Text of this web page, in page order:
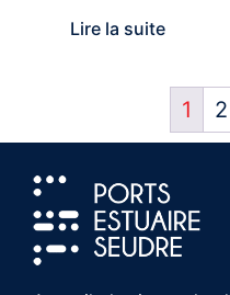
Lire la suite
1 2